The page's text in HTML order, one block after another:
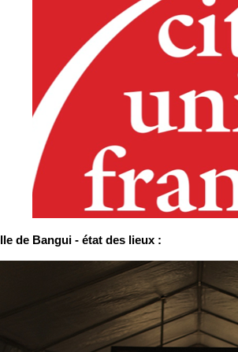
de Bangui - état des lieux :